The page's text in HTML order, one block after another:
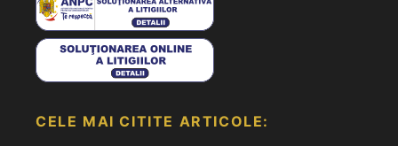
CELE MAI CITITE ARTICOLE: